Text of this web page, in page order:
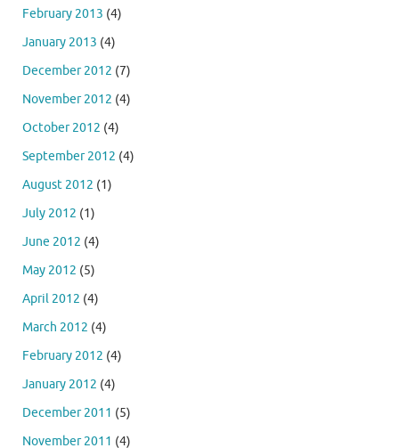
February 2013 (4)
January 2013 (4)
December 2012 (7)
November 2012 (4)
October 2012 (4)
September 2012 (4)
August 2012 (1)
July 2012 (1)
June 2012 (4)
May 2012 (5)
April 2012 (4)
March 2012 (4)
February 2012 (4)
January 2012 (4)
December 2011 (5)
November 2011 (4)